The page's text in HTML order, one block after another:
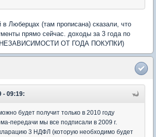
Люберцах (там прописана) сказали, что
прямо сейчас. доходы за 3 года по
ОТ ГОДА ПОКУПКИ)
- 09:19:
будет получит только в 2010 году
передачи мы все подписали в 2009 г.
3 НДФЛ (которую необходимо будет